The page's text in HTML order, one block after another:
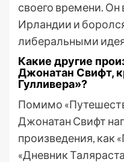
своего времени.
Ирландии и
либеральными
Какие другие
Джонатан Свифт,
Гулливера»?
Помимо
Джонатан Свифт
произведения, как
«Дневник